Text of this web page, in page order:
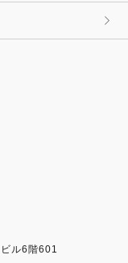
ル6階601